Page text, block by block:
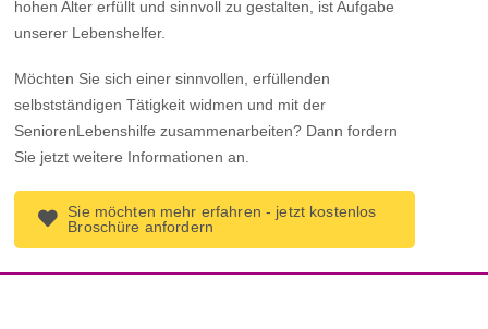
hohen Alter erfüllt und sinnvoll zu gestalten, ist Aufgabe
unserer Lebenshelfer.
Möchten Sie sich einer sinnvollen, erfüllenden
selbstständigen Tätigkeit widmen und mit der
SeniorenLebenshilfe zusammenarbeiten? Dann fordern
Sie jetzt weitere Informationen an.
Sie möchten mehr erfahren - jetzt kostenlos
Broschüre anfordern